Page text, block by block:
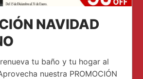
NAVIDAD
tu baño y tu hogar al
nuestra PROMOCIÓN